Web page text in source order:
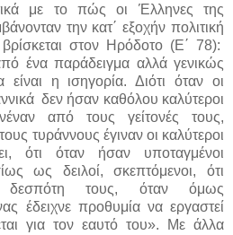
με το πώς οι Έλληνες της
την κατ΄ εξοχήν πολιτική
στον Ηρόδοτο (Ε΄ 78):
ένα παράδειγμα αλλά γενικώς
η ισηγορία. Διότι όταν οι
δεν ήσαν καθόλου καλύτεροι
από τους γείτονές τους,
τυράννους έγιναν οι καλύτεροι
ότι όταν ήσαν υποταγμένοι
ως δειλοί, σκεπτόμενοι, ότι
δεσπότη τους, όταν όμως
έδειχνε προθυμία να εργαστεί
για τον εαυτό του». Με άλλα